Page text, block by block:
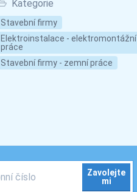
Kategorie
Stavební firmy
Elektroinstalace - elektromontážní
práce
Stavební firmy - zemní práce
Zavolejte
mi